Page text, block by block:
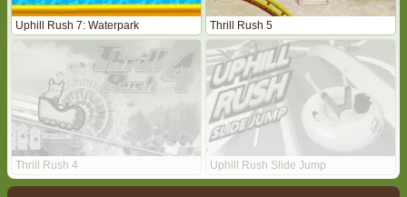
Uphill Rush 7: Waterpark Thrill Rush 5
Thrill Rush 4 Uphill Rush Slide Jump